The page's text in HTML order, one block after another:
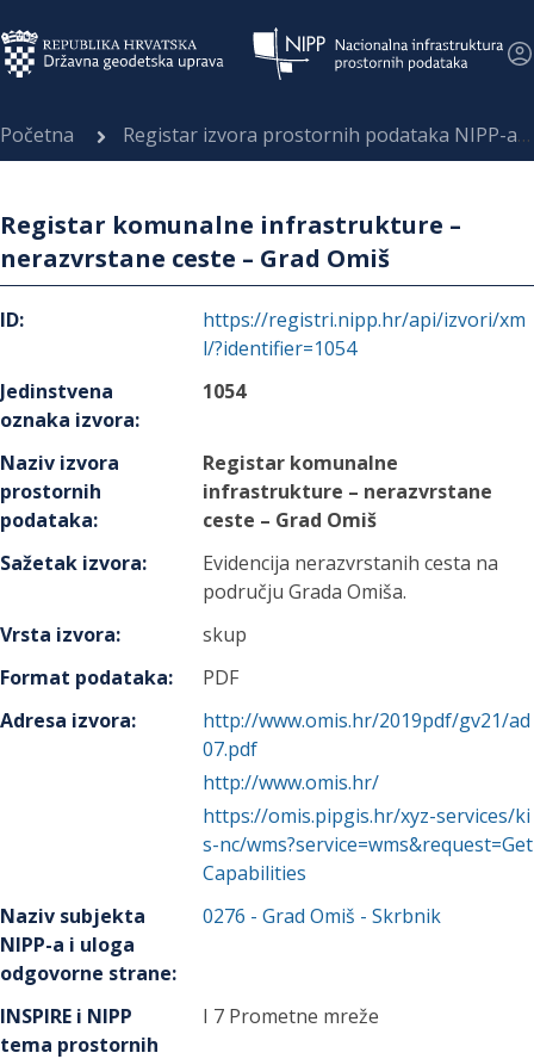
Početna Registar izvora prostornih podataka NIPP-a
Registar komunalne infrastrukture –
nerazvrstane ceste – Grad Omiš
ID:
https://registri.nipp.hr/api/izvori/xm
l/?identifier=1054
Jedinstvena
oznaka izvora:
1054
Naziv izvora
prostornih
podataka:
Registar komunalne
infrastrukture – nerazvrstane
ceste – Grad Omiš
Sažetak izvora:
Evidencija nerazvrstanih cesta na
području Grada Omiša.
Vrsta izvora:
skup
Format podataka:
PDF
Adresa izvora:
http://www.omis.hr/2019pdf/gv21/ad
07.pdf
http://www.omis.hr/
https://omis.pipgis.hr/xyz-services/ki
s-nc/wms?service=wms&request=Get
Capabilities
Naziv subjekta
NIPP-a i uloga
odgovorne strane:
0276 -Grad Omiš - Skrbnik
INSPIRE i NIPP
tema prostornih
I 7 Prometne mreže